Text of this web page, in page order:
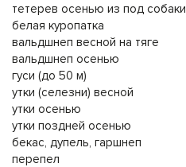
тетерев осенью из под собаки
белая куропатка
вальдшнеп весной на тяге
вальдшнеп осенью
гуси (до 50 м)
утки (селезни) весной
утки осенью
утки поздней осенью
бекас, дупель, гаршнеп
перепел